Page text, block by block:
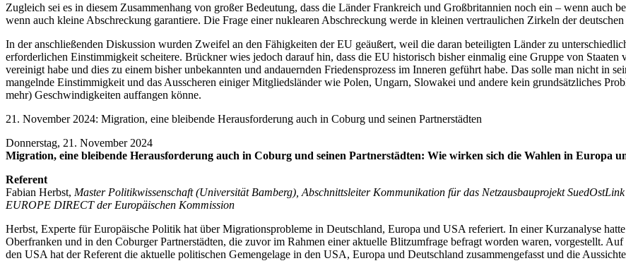
Zugleich sei es in diesem Zusammenhang von großer Bedeutung, dass die Länder Frankreich und Großbritannien noch ein – wenn auch
wenn auch kleine Abschreckung garantiere. Die Frage einer nuklearen Abschreckung werde in kleinen vertraulichen Zirkeln der
In der anschließenden Diskussion wurden Zweifel an den Fähigkeiten der EU geäußert, weil die daran beteiligten Länder zu
erforderlichen Einstimmigkeit scheitere. Brückner wies jedoch darauf hin, dass die EU historisch bisher einmalig eine Gruppe von
vereinigt habe und dies zu einem bisher unbekannten und andauernden Friedensprozess im Inneren geführt habe. Das solle man nicht in
mangelnde Einstimmigkeit und das Ausscheren einiger Mitgliedsländer wie Polen, Ungarn, Slowakei und andere kein grundsätzliches
mehr) Geschwindigkeiten auffangen könne.
21. November 2024: Migration, eine bleibende Herausforderung auch in Coburg und seinen Partnerstädten
Donnerstag, 21. November 2024
Migration, eine bleibende Herausforderung auch in Coburg und seinen Partnerstädten: Wie wirken sich die Wahlen in Europa
Referent
Fabian Herbst, Master Politikwissenschaft (Universität Bamberg), Abschnittsleiter Kommunikation für das Netzausbauprojekt
EUROPE DIRECT der Europäischen Kommission
Herbst, Experte für Europäische Politik hat über Migrationsprobleme in Deutschland, Europa und USA referiert. In einer Kurzanalyse
Oberfranken und in den Coburger Partnerstädten, die zuvor im Rahmen einer aktuelle Blitzumfrage befragt worden waren, vorgestellt.
den USA hat der Referent die aktuelle politischen Gemengelage in den USA, Europa und Deutschland zusammengefasst und die